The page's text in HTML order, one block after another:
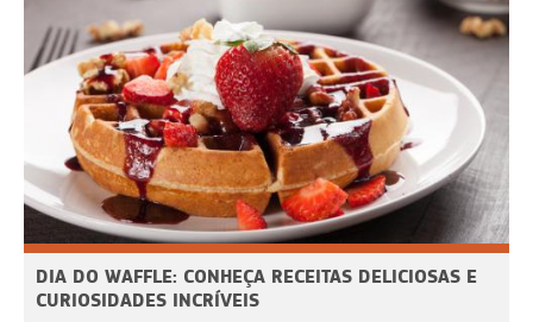
DIA DO WAFFLE: CONHEÇA RECEITAS DELICIOSAS E
CURIOSIDADES INCRÍVEIS